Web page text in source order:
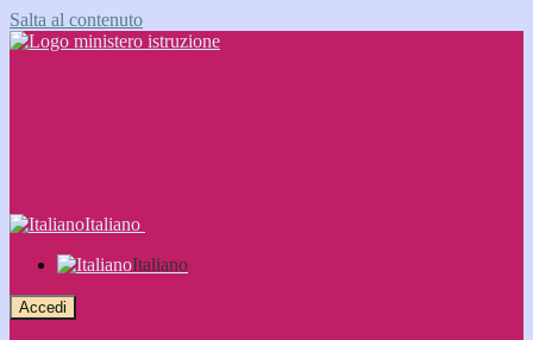
Salta al contenuto
Italiano
Italiano
Accedi